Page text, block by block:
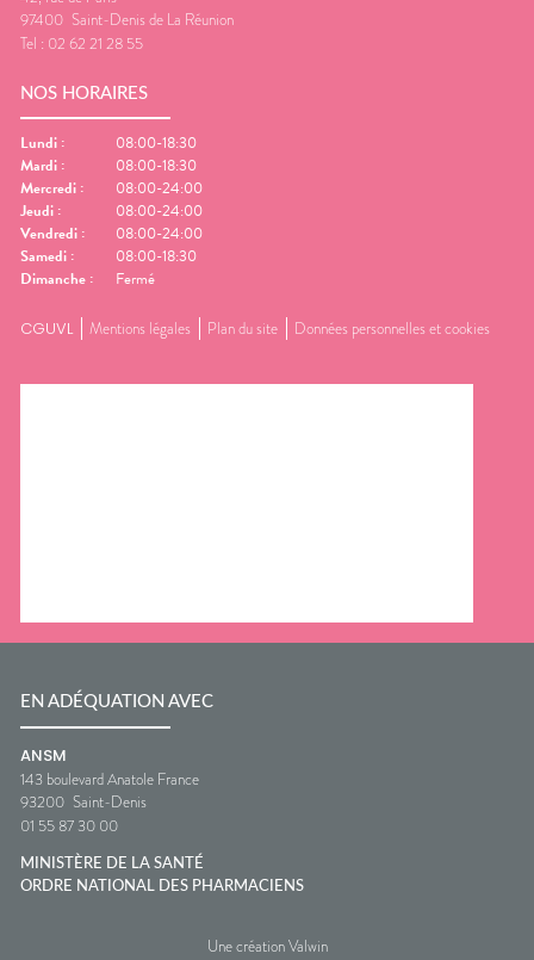
97400 Saint-Denis de La Réunion
Tel : 02 62 21 28 55
NOS HORAIRES
Lundi :
08:00-18:30
Mardi :
08:00-18:30
Mercredi :
08:00-24:00
Jeudi :
08:00-24:00
Vendredi :
08:00-24:00
Samedi :
08:00-18:30
Dimanche : Fermé
CGUVL Mentions légales Plan du site Données personnelles et cookies
EN ADÉQUATION AVEC
ANSM
143 boulevard Anatole France
93200 Saint-Denis
01 55 87 30 00
MINISTÈRE DE LA SANTÉ
ORDRE NATIONAL DES PHARMACIENS
Une création Valwin